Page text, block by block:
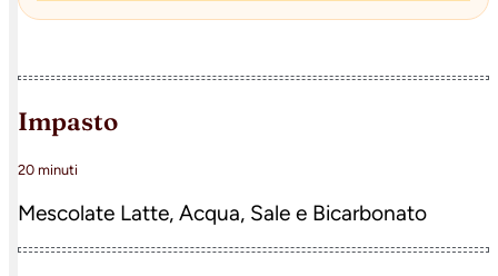
impasto
20 minuti
Mescolate Latte, Acqua, Sale e Bicarbonato